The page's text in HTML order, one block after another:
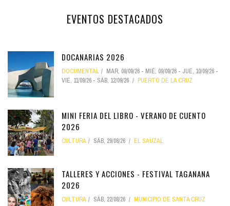
EVENTOS DESTACADOS
DOCANARIAS 2026
DOCUMENTAL MAR, 08/09/26 - MIÉ, 09/09/26 - JUE, 10/09/26 -
VIE, 11/09/26 - SÁB, 12/09/26 PUERTO DE LA CRUZ
MINI FERIA DEL LIBRO - VERANO DE CUENTO
2026
CULTURA SÁB, 29/08/26 EL SAUZAL
TALLERES Y ACCIONES - FESTIVAL TAGANANA
2026
CULTURA SÁB, 22/08/26 MUNICIPIO DE SANTA CRUZ